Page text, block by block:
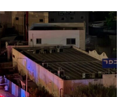
חדשות אחרונות